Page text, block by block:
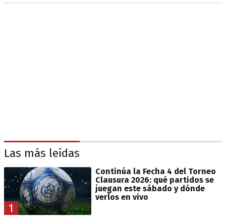
Las más leídas
1
Continúa la Fecha 4 del Torneo
Clausura 2026: qué partidos se
juegan este sábado y dónde
verlos en vivo